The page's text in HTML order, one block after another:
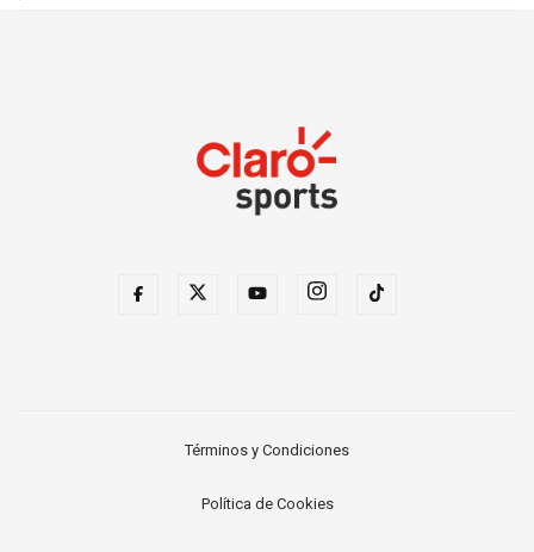
Términos y Condiciones
Política de Cookies